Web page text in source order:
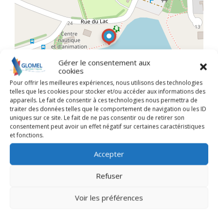
Gérer le consentement aux
cookies
Pour offrir les meilleures expériences, nous utilisons des technologies
telles que les cookies pour stocker et/ou accéder aux informations des
appareils. Le fait de consentir à ces technologies nous permettra de
traiter des données telles que le comportement de navigation ou les ID
uniques sur ce site. Le fait de ne pas consentir ou de retirer son
consentement peut avoir un effet négatif sur certaines caractéristiques
et fonctions.
Accepter
Refuser
Voir les préférences
Leaflet| ©OpenStreetMap